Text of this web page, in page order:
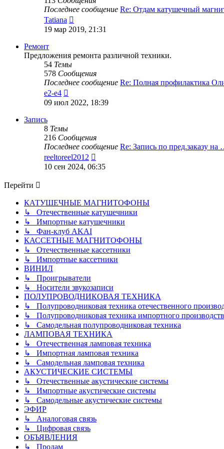
Последнее сообщение Re: Отдам катушечный
Tatiana
к
последнему
19 мар 2019, 21:31
Ремонт
Предложения ремонта различной техники.
54 Темы
578 Сообщения
Последнее сообщение Re: Полная профилактика
e2-e4
к
последнему
09 июл 2022, 18:39
Запись
8 Темы
216 Сообщения
Последнее сообщение Re: Запись по пред.заказу на
reeltoreel2012
к
10 сен 2024, 06:35
Перейти
КАТУШЕЧНЫЕ МАГНИТОФОНЫ
↳ Отечественные катушечники
↳ Импортные катушечники
↳ Фан-клуб AKAI
КАССЕТНЫЕ МАГНИТОФОНЫ
↳ Отечественные кассетники
↳ Импортные кассетники
ВИНИЛ
↳ Проигрыватели
↳ Носители звукозаписи
ПОЛУПРОВОДНИКОВАЯ ТЕХНИКА
↳ Полупроводниковая техника отечественного
↳ Полупроводниковая техника импортного
↳ Самодельная полупроводниковая техника
ЛАМПОВАЯ ТЕХНИКА
↳ Отечественная ламповая техника
↳ Импортная ламповая техника
↳ Самодельная ламповая техника
АКУСТИЧЕСКИЕ СИСТЕМЫ
↳ Отечественные акустические системы
↳ Импортные акустические системы
↳ Самодельные акустические системы
ЭФИР
↳ Аналоговая связь
↳ Цифровая связь
ОБЪЯВЛЕНИЯ
↳ Продам